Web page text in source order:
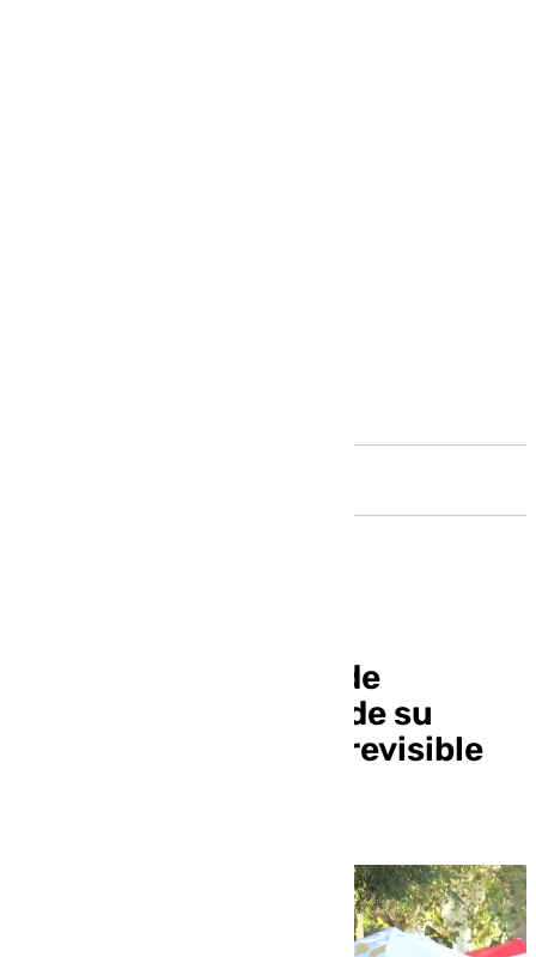
La nueva ordenanza de
veladores más cerca de su
aprobación con la «previsible